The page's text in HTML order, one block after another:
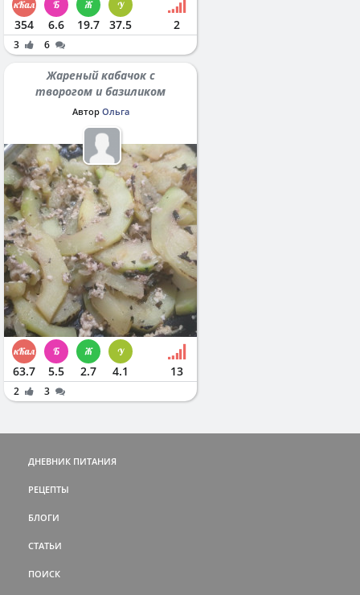
354 6.6 19.7 37.5 2
3 6
Жареный кабачок с
творогом и базиликом
Автор Ольга
63.7 5.5 2.7 4.1 13
2 3
ДНЕВНИК ПИТАНИЯ
РЕЦЕПТЫ
БЛОГИ
СТАТЬИ
ПОИСК